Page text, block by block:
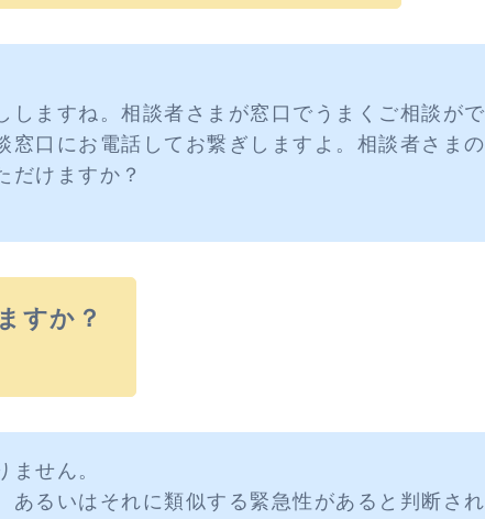
しますね。相談者さまが窓口でうまくご相談がで
窓口にお電話してお繋ぎしますよ。相談者さまの
だけますか？
すか？
せん。
あるいはそれに類似する緊急性があると判断され